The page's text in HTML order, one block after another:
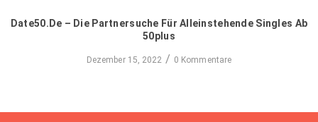
Date50.de – Die Partnersuche Für Alleinstehende Singles Ab
50plus
Dezember 15, 2022 / 0 Kommentare